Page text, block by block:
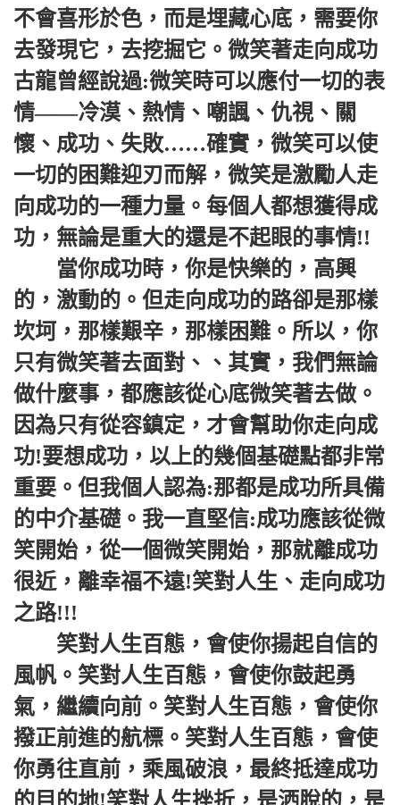
不會喜形於色，而是埋藏心底，需要你
去發現它，去挖掘它。微笑著走向成功
古龍曾經說過:微笑時可以應付一切的表
情——冷漠、熱情、嘲諷、仇視、關
懷、成功、失敗……確實，微笑可以使
一切的困難迎刃而解，微笑是激勵人走
向成功的一種力量。每個人都想獲得成
功，無論是重大的還是不起眼的事情!!
當你成功時，你是快樂的，高興
的，激動的。但走向成功的路卻是那樣
坎坷，那樣艱辛，那樣困難。所以，你
只有微笑著去面對、、其實，我們無論
做什麼事，都應該從心底微笑著去做。
因為只有從容鎮定，才會幫助你走向成
功!要想成功，以上的幾個基礎點都非常
重要。但我個人認為:那都是成功所具備
的中介基礎。我一直堅信:成功應該從微
笑開始，從一個微笑開始，那就離成功
很近，離幸福不遠!笑對人生、走向成功
之路!!!
笑對人生百態，會使你揚起自信的
風帆。笑對人生百態，會使你鼓起勇
氣，繼續向前。笑對人生百態，會使你
撥正前進的航標。笑對人生百態，會使
你勇往直前，乘風破浪，最終抵達成功